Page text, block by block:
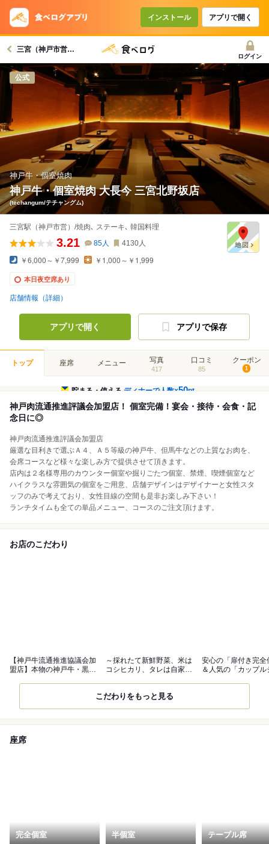
インストール アプリで開く
三宮（神戸市営）駅グルメへ
ログイン
公式
神戸牛・個室焼肉
神戸牛・個室焼肉 大長今 三宮北野坂店
(techangum/テチャングム)
三宮駅（神戸市営）/焼肉､ ステーキ､ 韓国料理
3.21 85人 4130人
￥6,000～￥7,999 ￥1,000～￥1,999
本日夜空席あり
店舗情報（詳細）
アプリで開く アプリで保存
トップ 座席 メニュー 写真
417
口コミ
85
クーポン
1
貯まる・使えるディナーで人数×50pt
神戸肉流通推進評議会加盟店！ 個室完備！宴会・接待・会食・記
念日に◎
神戸肉流通推進評議会加盟店
厳選な目利きで選ぶＡ４、Ａ５等級の神戸牛、但馬牛などの上質なお肉を、
会席コースなど様々な楽しみ方で提供させて頂きます。
店内は２名様専用のカウンター個室や掘りごたつ個室、禁煙、喫煙個室など
ハイクラスな雰囲気の個室をご用意、店舗デザインはデザイナーと女性スタ
ッフのみで考えており、女性目線の空間も是非お楽しみ下さい！
ランチタイムも全ての単品メニュー、コースのご注文頂けます。
お店のこだわり
【神戸牛流通推進協議会加
盟店】本物の神戸牛・黒毛
～採れたて新鮮野菜、米は
コシヒカリ、タレは自家製
安心の「扉付き完全
＆人気の「カップル
こだわりをもっと見る
座席
完全個室 半個室 テーブル席
コースで使えるクーポン
戻る
クーポンを利用せず予約する